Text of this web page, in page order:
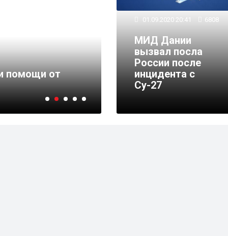
помощи от
17.12.2022 20:00 21660
Трамп
российской нефти
01.09.2020 20:41 6808
МИД Дании
вызвал посла
России после
инцидента с
Су-27